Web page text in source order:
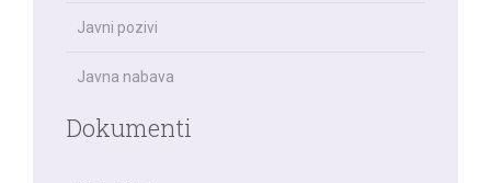
Javni pozivi
Javna nabava
Dokumenti